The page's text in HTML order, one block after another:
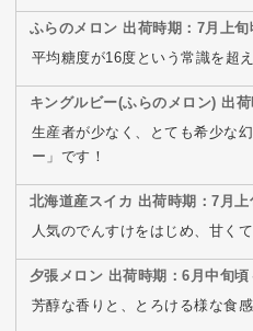
ふらのメロン 出荷時期：7月上
平均糖度が16度という常識を超
キングルビー(ふらのメロン) 出
生産者が少なく、とても希少な
ー」です！
北海道産スイカ 出荷時期：7月
人気のでんすけをはじめ、甘く
夕張メロン 出荷時期：6月中旬
芳醇な香りと、とろける様な食感